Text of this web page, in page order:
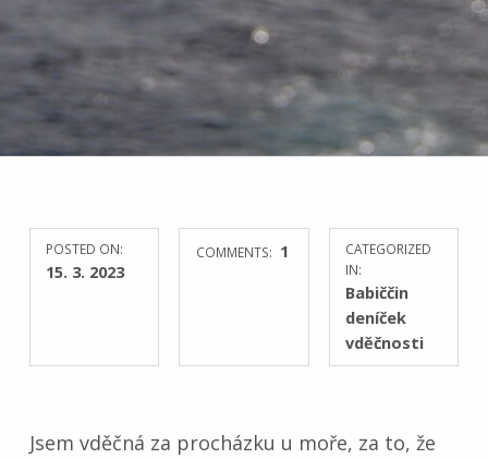
POSTED ON:
15. 3. 2023
COMMENTS: 1
CATEGORIZED
IN:
Babiččin
deníček
vděčnosti
Jsem vděčná za procházku u moře, za to, že